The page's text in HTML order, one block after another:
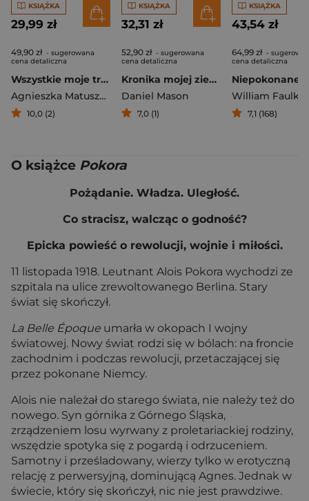
KSIĄŻKA
29,99 zł
49,90 zł - sugerowana
cena detaliczna
Wszystkie moje troski
Agnieszka Matuszewska
10,0 (2)
KSIĄŻKA
32,31 zł
52,90 zł - sugerowana
cena detaliczna
Kronika mojej ziemskiej wędrówki
Daniel Mason
7,0 (1)
KSIĄŻKA
43,54 zł
64,99 zł -
cena detaliczna
Niepokonane
William
7,1 (168)
O książce Pokora
Pożądanie. Władza. Uległość.
Co stracisz, walcząc o godność?
Epicka powieść o rewolucji, wojnie i miłości.
11 listopada 1918. Leutnant Alois Pokora wychodzi ze
szpitala na ulice zrewoltowanego Berlina. Stary
świat się skończył.
La Belle Époque umarła w okopach I wojny
światowej. Nowy świat rodzi się w bólach: na froncie
zachodnim i podczas rewolucji, przetaczającej się
przez pokonane Niemcy.
Alois nie należał do starego świata, nie należy też do
nowego. Syn górnika z Górnego Śląska,
zrządzeniem losu wyrwany z proletariackiej rodziny,
wszędzie spotyka się z pogardą i odrzuceniem.
Samotny i prześladowany, wierzy tylko w erotyczną
relację z perwersyjną, dominującą Agnes. Jednak w
świecie, który się skończył, nic nie jest prawdziwe.